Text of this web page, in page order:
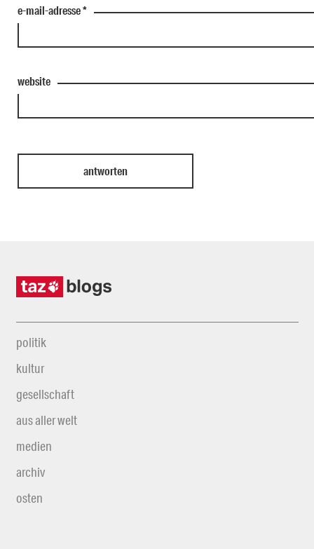
e-mail-adresse*
website
politik
kultur
gesellschaft
aus aller welt
medien
archiv
osten